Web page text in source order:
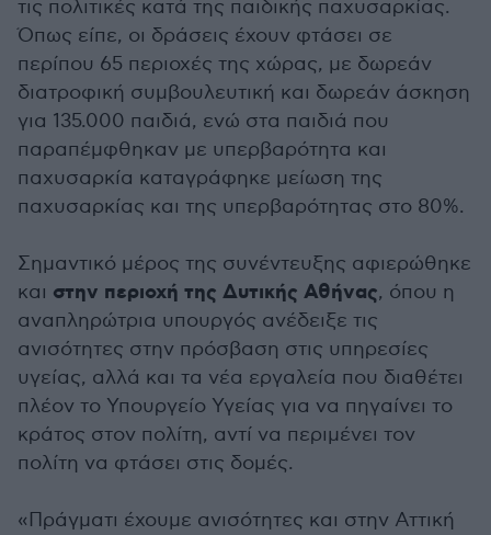
τις πολιτικές κατά της παιδικής παχυσαρκίας.
Όπως είπε, οι δράσεις έχουν φτάσει σε
περίπου 65 περιοχές της χώρας, με δωρεάν
διατροφική συμβουλευτική και δωρεάν άσκηση
για 135.000 παιδιά, ενώ στα παιδιά που
παραπέμφθηκαν με υπερβαρότητα και
παχυσαρκία καταγράφηκε μείωση της
παχυσαρκίας και της υπερβαρότητας στο 80%.
Σημαντικό μέρος της συνέντευξης αφιερώθηκε
και στην περιοχή της Δυτικής Αθήνας, όπου η
αναπληρώτρια υπουργός ανέδειξε τις
ανισότητες στην πρόσβαση στις υπηρεσίες
υγείας, αλλά και τα νέα εργαλεία που διαθέτει
πλέον το Υπουργείο Υγείας για να πηγαίνει το
κράτος στον πολίτη, αντί να περιμένει τον
πολίτη να φτάσει στις δομές.
«Πράγματι έχουμε ανισότητες και στην Αττική